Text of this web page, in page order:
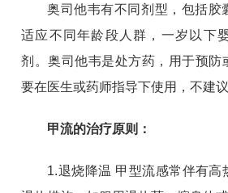
奥司他韦有不同剂型，包括胶
适应不同年龄段人群，一岁以下
剂。奥司他韦是处方药，用于预防
要在医生或药师指导下使用，不建议
甲流的治疗原则：
1.退烧降温 甲型流感常伴有高